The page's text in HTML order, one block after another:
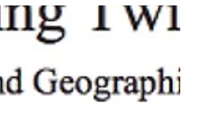
있는 포스터 세션이다. 포스터 보
연스럽게 복잡한 포스터 세션장으